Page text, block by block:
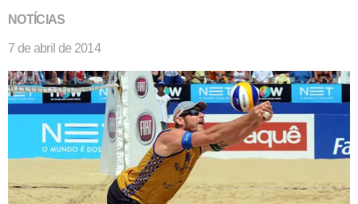
NOTÍCIAS
7 de abril de 2014